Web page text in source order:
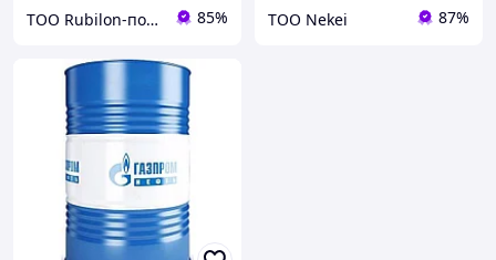
ТОО Rubilon-поставщик №1 85% ТОО Nekei 87%